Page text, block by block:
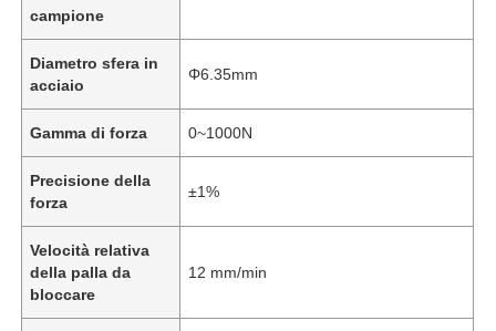
campione
Diametro sfera in
acciaio
Φ6.35mm
Gamma di forza 0~1000N
Precisione della
forza
±1%
Velocità relativa
della palla da
bloccare
12 mm/min